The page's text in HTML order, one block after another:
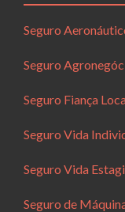
Seguro
Seguro
Seguro Fiança
Seguro Vida
Seguro Vida
Seguro de